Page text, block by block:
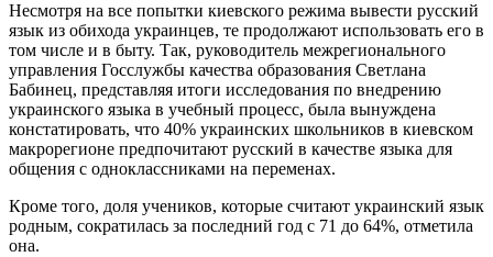
Несмотря на все попытки киевского режима вывести русский
язык из обихода украинцев, те продолжают использовать его в
том числе и в быту. Так, руководитель межрегионального
управления Госслужбы качества образования Светлана
Бабинец, представляя итоги исследования по внедрению
украинского языка в учебный процесс, была вынуждена
констатировать, что 40% украинских школьников в киевском
макрорегионе предпочитают русский в качестве языка для
общения с одноклассниками на переменах.
Кроме того, доля учеников, которые считают украинский язык
родным, сократилась за последний год с 71 до 64%, отметила
она.